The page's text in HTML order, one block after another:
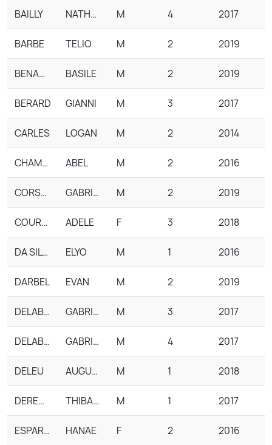
BAILLY NATHAN M 4 2017
BARBE TELIO M 2 2019
BENAHMED BASILE M 2 2019
BERARD GIANNI M 3 2017
CARLES LOGAN M 2 2014
CHAMBON ABEL M 2 2016
CORSAT CHENAUD GABRIEL M 2 2019
COURTOIS ADELE F 3 2018
DA SILVA ELYO M 1 2016
DARBEL EVAN M 2 2019
DELABRUYERE GABRIEL M 3 2017
DELABRUYERE GABRIEL M 4 2017
DELEU AUGUSTIN M 1 2018
DEREMETZ THIBAULT M 1 2017
ESPARRON HANAE F 2 2016